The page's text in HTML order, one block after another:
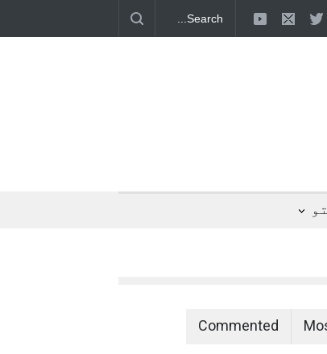
رسولو یوه شبکه جوړېږي
Commented